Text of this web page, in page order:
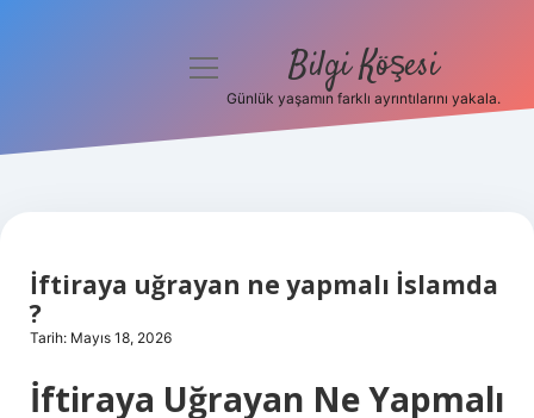
Hakkımızda
menüyü
Bilgi Köşesi
Günlük yaşamın farklı ayrıntılarını yakala.
İftiraya uğrayan ne yapmalı İslamda
?
Tarih: Mayıs 18, 2026
İftiraya Uğrayan Ne Yapmalı